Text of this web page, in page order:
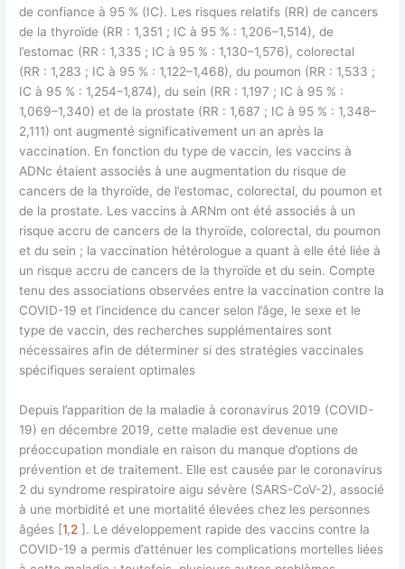
de confiance à 95 % (IC). Les risques relatifs (RR) de cancers
de la thyroïde (RR : 1,351 ; IC à 95 % : 1,206–1,514), de
l’estomac (RR : 1,335 ; IC à 95 % : 1,130–1,576), colorectal
(RR : 1,283 ; IC à 95 % : 1,122–1,468), du poumon (RR : 1,533 ;
IC à 95 % : 1,254–1,874), du sein (RR : 1,197 ; IC à 95 % :
1,069–1,340) et de la prostate (RR : 1,687 ; IC à 95 % : 1,348–
2,111) ont augmenté significativement un an après la
vaccination. En fonction du type de vaccin, les vaccins à
ADNc étaient associés à une augmentation du risque de
cancers de la thyroïde, de l’estomac, colorectal, du poumon et
de la prostate. Les vaccins à ARNm ont été associés à un
risque accru de cancers de la thyroïde, colorectal, du poumon
et du sein ; la vaccination hétérologue a quant à elle été liée à
un risque accru de cancers de la thyroïde et du sein. Compte
tenu des associations observées entre la vaccination contre la
COVID-19 et l’incidence du cancer selon l’âge, le sexe et le
type de vaccin, des recherches supplémentaires sont
nécessaires afin de déterminer si des stratégies vaccinales
spécifiques seraient optimales
Depuis l’apparition de la maladie à coronavirus 2019 (COVID-
19) en décembre 2019, cette maladie est devenue une
préoccupation mondiale en raison du manque d’options de
prévention et de traitement. Elle est causée par le coronavirus
2 du syndrome respiratoire aigu sévère (SARS-CoV-2), associé
à une morbidité et une mortalité élevées chez les personnes
âgées [1,2 ]. Le développement rapide des vaccins contre la
COVID-19 a permis d’atténuer les complications mortelles liées